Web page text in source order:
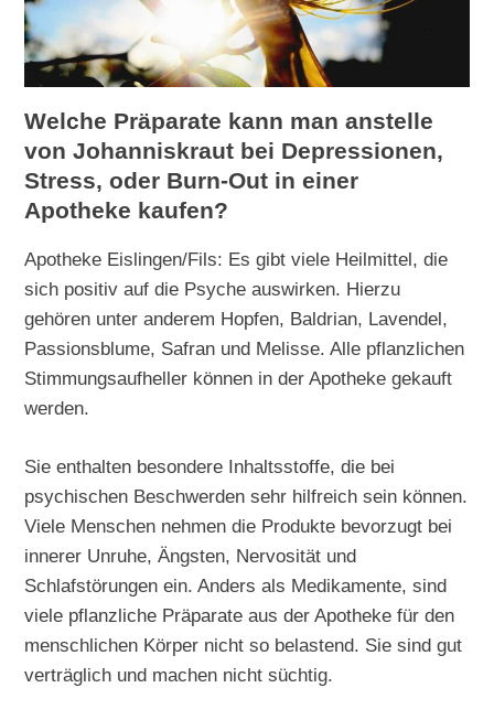
Welche Präparate kann man anstelle
von Johanniskraut bei Depressionen,
Stress, oder Burn-Out in einer
Apotheke kaufen?
Apotheke Eislingen/Fils: Es gibt viele Heilmittel, die
sich positiv auf die Psyche auswirken. Hierzu
gehören unter anderem Hopfen, Baldrian, Lavendel,
Passionsblume, Safran und Melisse. Alle pflanzlichen
Stimmungsaufheller können in der Apotheke gekauft
werden.
Sie enthalten besondere Inhaltsstoffe, die bei
psychischen Beschwerden sehr hilfreich sein können.
Viele Menschen nehmen die Produkte bevorzugt bei
innerer Unruhe, Ängsten, Nervosität und
Schlafstörungen ein. Anders als Medikamente, sind
viele pflanzliche Präparate aus der Apotheke für den
menschlichen Körper nicht so belastend. Sie sind gut
verträglich und machen nicht süchtig.